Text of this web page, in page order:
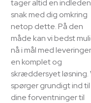
tager altid en
snak med dig omkring
netop dette. På den
måde kan vi bedst
nå i mål med
en komplet og
skræddersyet løsning.
spørger grundigt ind til
dine forventninger til